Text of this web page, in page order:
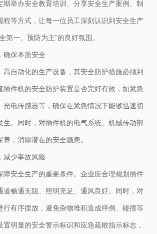
期举办安全教育培训、分享安全生产案例、制
程等方式，让每一位员工深刻认识到安全生产
第一、预防为主”的良好氛围。
确保本质安全
高自动化的生产设备，其安全防护措施必须到
插件机的安全防护装置是否完好有效，如紧急
光电传感器等，确保在紧急情况下能够迅速切
生。同时，对插件机的电气系统、机械传动部
，消除潜在的安全隐患。
减少事故风险
障安全生产的重要条件。企业应合理规划插件
道畅通无阻、照明充足、通风良好。同时，对
行有序摆放，避免杂物堆积造成绊倒、碰撞等
明显的安全警示标识和应急疏散指示标志，